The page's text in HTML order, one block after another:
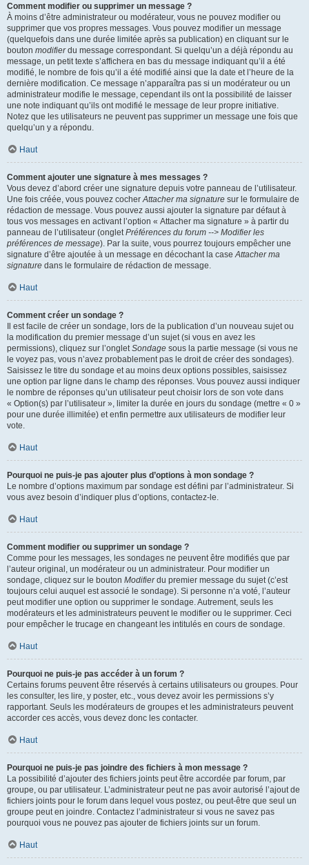
Comment modifier ou supprimer un message ?
À moins d’être administrateur ou modérateur, vous ne pouvez modifier ou
supprimer que vos propres messages. Vous pouvez modifier un message
(quelquefois dans une durée limitée après sa publication) en cliquant sur le
bouton modifierdu message correspondant. Si quelqu’un a déjà répondu au
message, un petit texte s’affichera en bas du message indiquant qu’il a été
modifié, le nombre de fois qu’il a été modifié ainsi que la date et l’heure de la
dernière modification. Ce message n’apparaîtra pas si un modérateur ou un
administrateur modifie le message, cependant ils ont la possibilité de laisser
une note indiquant qu’ils ont modifié le message de leur propre initiative.
Notez que les utilisateurs ne peuvent pas supprimer un message une fois que
quelqu’un y a répondu.
Haut
Comment ajouter une signature à mes messages ?
Vous devez d’abord créer une signature depuis votre panneau de l’utilisateur.
Une fois créée, vous pouvez cocherAttacher ma signature sur le formulaire de
rédaction de message. Vous pouvez aussi ajouter la signature par défaut à
tous vos messages en activant l’option « Attacher ma signature » à partir du
panneau de l’utilisateur (ongletPréférences du forum --> Modifier les
préférences de message). Par la suite, vous pourrez toujours empêcher une
signature d’être ajoutée à un message en décochant la caseAttacher ma
signature dans le formulaire de rédaction de message.
Haut
Comment créer un sondage ?
Il est facile de créer un sondage, lors de la publication d’un nouveau sujet ou
la modification du premier message d’un sujet (si vous en avez les
permissions), cliquez sur l’ongletSondage sous la partie message (si vous ne
le voyez pas, vous n’avez probablement pas le droit de créer des sondages).
Saisissez le titre du sondage et au moins deux options possibles, saisissez
une option par ligne dans le champ des réponses. Vous pouvez aussi indiquer
le nombre de réponses qu’un utilisateur peut choisir lors de son vote dans
« Option(s) par l’utilisateur », limiter la durée en jours du sondage (mettre « 0 »
pour une durée illimitée) et enfin permettre aux utilisateurs de modifier leur
vote.
Haut
Pourquoi ne puis-je pas ajouter plus d’options à mon sondage ?
Le nombre d’options maximum par sondage est défini par l’administrateur. Si
vous avez besoin d’indiquer plus d’options, contactez-le.
Haut
Comment modifier ou supprimer un sondage ?
Comme pour les messages, les sondages ne peuvent être modifiés que par
l’auteur original, un modérateur ou un administrateur. Pour modifier un
sondage, cliquez sur le bouton Modifierdu premier message du sujet (c’est
toujours celui auquel est associé le sondage). Si personne n’a voté, l’auteur
peut modifier une option ou supprimer le sondage. Autrement, seuls les
modérateurs et les administrateurs peuvent le modifier ou le supprimer. Ceci
pour empêcher le trucage en changeant les intitulés en cours de sondage.
Haut
Pourquoi ne puis-je pas accéder à un forum ?
Certains forums peuvent être réservés à certains utilisateurs ou groupes. Pour
les consulter, les lire, y poster, etc., vous devez avoir les permissions s’y
rapportant. Seuls les modérateurs de groupes et les administrateurs peuvent
accorder ces accès, vous devez donc les contacter.
Haut
Pourquoi ne puis-je pas joindre des fichiers à mon message ?
La possibilité d’ajouter des fichiers joints peut être accordée par forum, par
groupe, ou par utilisateur. L’administrateur peut ne pas avoir autorisé l’ajout de
fichiers joints pour le forum dans lequel vous postez, ou peut-être que seul un
groupe peut en joindre. Contactez l’administrateur si vous ne savez pas
pourquoi vous ne pouvez pas ajouter de fichiers joints sur un forum.
Haut